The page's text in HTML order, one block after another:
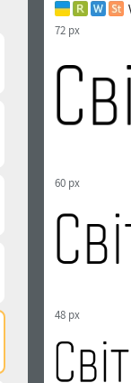
72 px
60 px
48 px